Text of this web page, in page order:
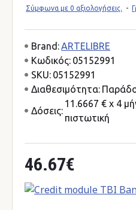
Σύμφωνα με 0 αξιολογήσεις. -
46.67€
Brand:ARTELIBRE
Κωδικός: 05152991
SKU: 05152991
Διαθεσιμότητα:
Δόσεις:
11.6667 € x 4
πιστωτική